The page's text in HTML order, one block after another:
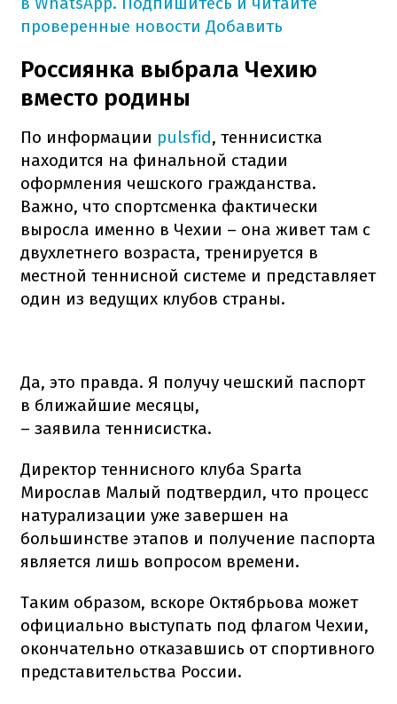
проверенные новости Добавить
Россиянка выбрала Чехию
вместо родины
По информации pulsfid, теннисистка
находится на финальной стадии
оформления чешского гражданства.
Важно, что спортсменка фактически
выросла именно в Чехии – она живет там с
двухлетнего возраста, тренируется в
местной теннисной системе и представляет
один из ведущих клубов страны.
Да, это правда. Я получу чешский паспорт
в ближайшие месяцы,
– заявила теннисистка.
Директор теннисного клуба Sparta
Мирослав Малый подтвердил, что процесс
натурализации уже завершен на
большинстве этапов и получение паспорта
является лишь вопросом времени.
Таким образом, вскоре Октябрьова может
официально выступать под флагом Чехии,
окончательно отказавшись от спортивного
представительства России.